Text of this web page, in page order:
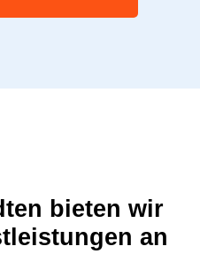
bieten wir
an